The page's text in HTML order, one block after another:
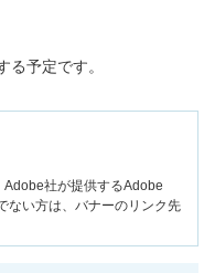
予定です。
Adobe社が提供するAdobe
ない方は、バナーのリンク先